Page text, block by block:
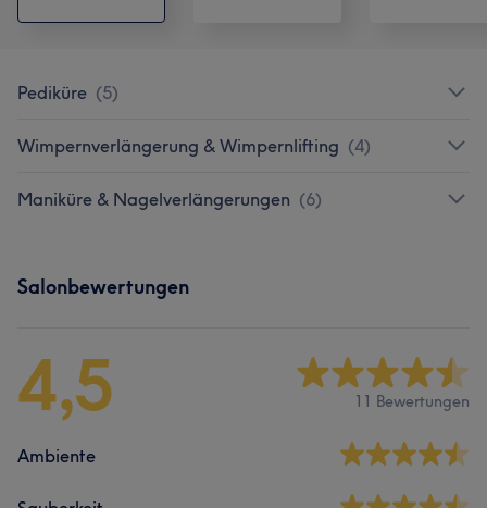
Pediküre (5)
Wimpernverlängerung & Wimpernlifting (4)
Maniküre & Nagelverlängerungen (6)
Salonbewertungen
4,5 11 Bewertungen
Ambiente